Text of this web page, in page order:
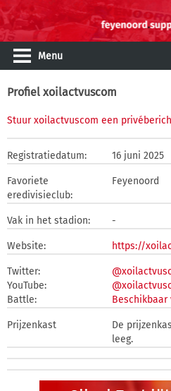
Menu
Profiel xoilactvuscom
Stuur xoilactvuscom een
Registratiedatum: 16 juni 2025
Favoriete
eredivisieclub:
Feyenoord
Vak in het stadion: -
Website: https://
Twitter:
YouTube:
Battle:
Prijzenkast
De
leeg.